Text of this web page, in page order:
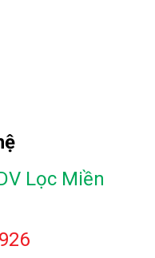
Lọc Miền